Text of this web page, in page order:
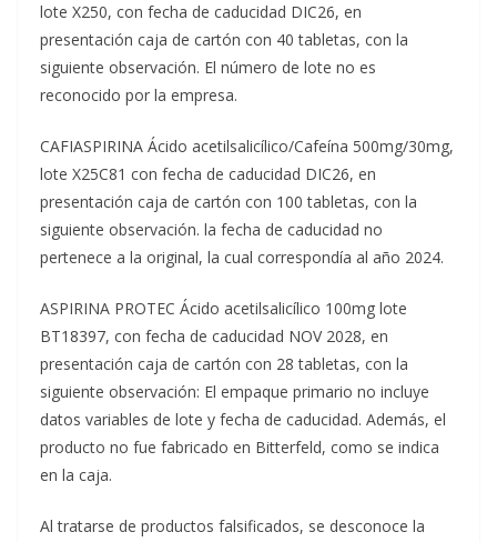
lote X250, con fecha de caducidad DIC26, en
presentación caja de cartón con 40 tabletas, con la
siguiente observación. El número de lote no es
reconocido por la empresa.
CAFIASPIRINA Ácido acetilsalicílico/Cafeína 500mg/30mg,
lote X25C81 con fecha de caducidad DIC26, en
presentación caja de cartón con 100 tabletas, con la
siguiente observación. la fecha de caducidad no
pertenece a la original, la cual correspondía al año 2024.
ASPIRINA PROTEC Ácido acetilsalicílico 100mg lote
BT18397, con fecha de caducidad NOV 2028, en
presentación caja de cartón con 28 tabletas, con la
siguiente observación: El empaque primario no incluye
datos variables de lote y fecha de caducidad. Además, el
producto no fue fabricado en Bitterfeld, como se indica
en la caja.
Al tratarse de productos falsificados, se desconoce la